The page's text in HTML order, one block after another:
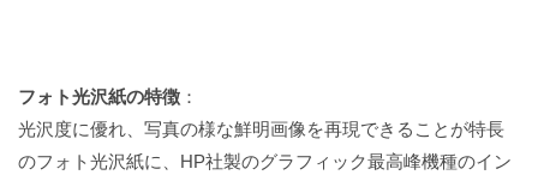
フォト光沢紙の特徴 ：
光沢度に優れ、写真の様な鮮明画像を再現できることが特長
のフォト光沢紙に、HP社製のグラフィック最高峰機種のイン